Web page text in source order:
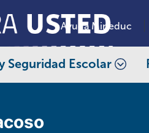
Ayuda Mineduc
Seguridad Escolar